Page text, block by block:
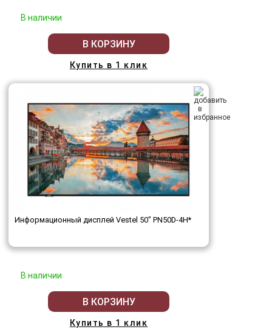
В наличии
В КОРЗИНУ
Купить в 1 клик
Информационный дисплей Vestel 50" PN50D-4H*
В наличии
В КОРЗИНУ
Купить в 1 клик